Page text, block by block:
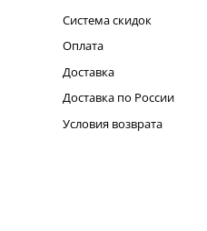
Система скидок
Оплата
Доставка
Доставка по России
Условия возврата